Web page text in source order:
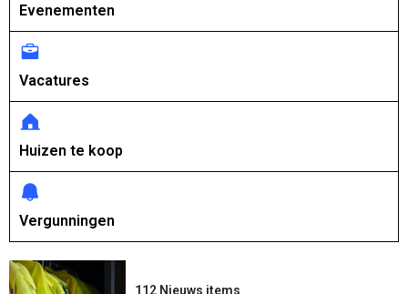
Evenementen
Vacatures
Huizen te koop
Vergunningen
112 Nieuws items